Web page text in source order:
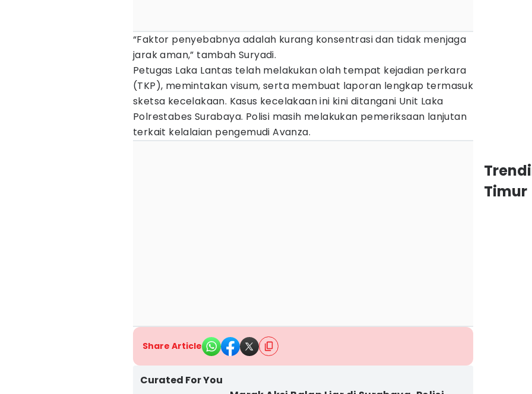
“Faktor penyebabnya adalah kurang konsentrasi dan tidak menjaga
jarak aman,” tambah Suryadi.
Petugas Laka Lantas telah melakukan olah tempat kejadian perkara
(TKP), memintakan visum, serta membuat laporan lengkap termasuk
sketsa kecelakaan. Kasus kecelakaan ini kini ditangani Unit Laka
Polrestabes Surabaya. Polisi masih melakukan pemeriksaan lanjutan
terkait kelalaian pengemudi Avanza.
Share Article
Curated For You
Timur